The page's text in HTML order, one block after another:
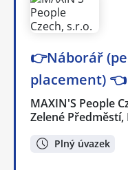
👉Náborář
placement) 👈
MAXIN'S People
Zelené Předměstí,
Plný úvazek